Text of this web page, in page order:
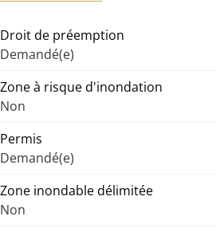
Droit de préemption
Demandé(e)
Zone à risque d'inondation
Non
Permis
Demandé(e)
Zone inondable délimitée
Non